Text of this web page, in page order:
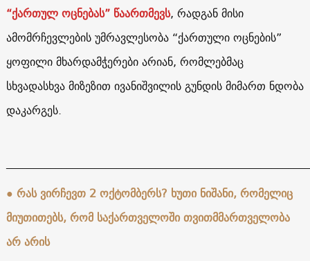
“ქართულ ოცნებას” წაართმევს, რადგან მისი
ამომრჩევლების უმრავლესობა “ქართული ოცნების”
ყოფილი მხარდამჭერები არიან, რომლებმაც
სხვადასხვა მიზეზით ივანიშვილის გუნდის მიმართ ნდობა
დაკარგეს.
● რას ვირჩევთ 2 ოქტომბერს? ხუთი ნიშანი, რომელიც
მიუთითებს, რომ საქართველოში თვითმმართველობა
არ არის